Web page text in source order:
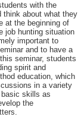
with the
think about what they
at the beginning of
job hunting situation
important to
and to have a
seminar, students
spirit and
education, which
in a variety
skills as
the